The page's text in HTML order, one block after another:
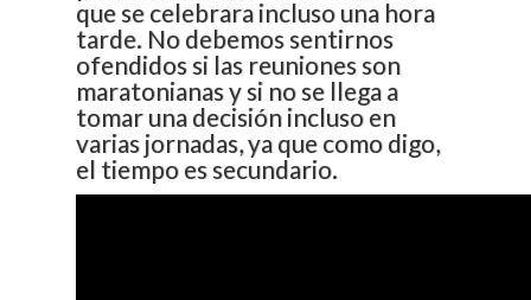
que se celebrara incluso una hora
tarde. No debemos sentirnos
ofendidos si las reuniones son
maratonianas y si no se llega a
tomar una decisión incluso en
varias jornadas, ya que como digo,
el tiempo es secundario.